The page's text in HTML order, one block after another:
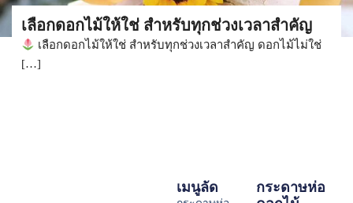
เลือกดอกไม้ให้ใช่ สำหรับทุกช่วงเวลาสำคัญ
เลือกดอกไม้ให้ใช่ สำหรับทุกช่วงเวลาสำคัญ ดอกไม้ไม่ใช่
[…]
กระดาษห่อ
เมนูลัด